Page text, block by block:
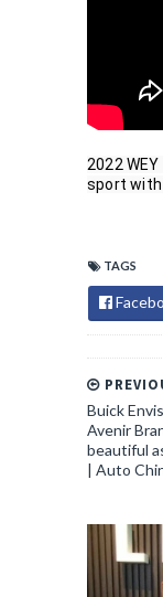
2022
sport with
TAGS
Buick
Avenir
beautiful
| Auto